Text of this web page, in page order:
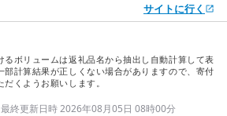
サイトに行く
るボリュームは返礼品名から抽出し自動計算して表
部計算結果が正しくない場合がありますので、寄付
くようお願いします。
終更新日時 2026年08月05日 08時00分